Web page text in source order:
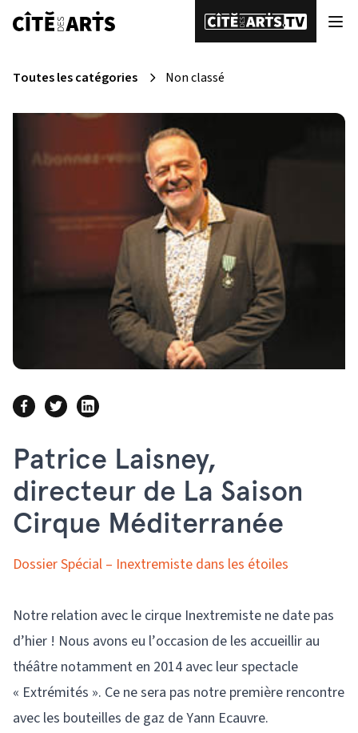
Toutes les catégories Non classé
Patrice Laisney,
directeur de La Saison
Cirque Méditerranée
Dossier Spécial – Inextremiste dans les étoiles
Notre relation avec le cirque Inextremiste ne date pas
d’hier ! Nous avons eu l’occasion de les accueillir au
théâtre notamment en 2014 avec leur spectacle
« Extrémités ». Ce ne sera pas notre première rencontre
avec les bouteilles de gaz de Yann Ecauvre.